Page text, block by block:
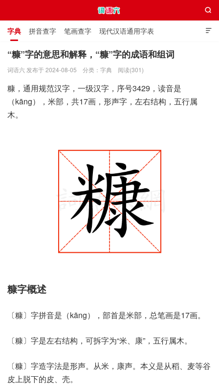

字典 拼音查字 笔画查字 现代汉语通用字表
通用规范汉字表 叠字大全 独体字大全 极简英语词典

“糠”字的意思和解释，“糠”字的成语和组词
词语六 发布于 2024-08-05 分类： 字典 阅读(301)
糠，通用规范汉字，一级汉字，序号3429，读音是
（kāng），米部，共17画，形声字，左右结构，五行属
木。
糠字概述
〔糠〕字拼音是（kāng），部首是米部，总笔画是17画。
〔糠〕字是左右结构，可拆字为“米、康”，五行属木。
〔糠〕字造字法是形声。从米，康声。本义是从稻、麦等谷
皮上脱下的皮、壳。